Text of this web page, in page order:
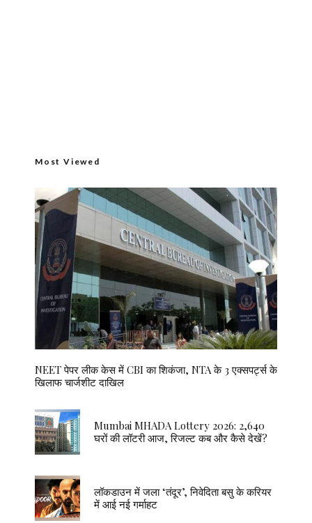
Most Viewed
NEET पेपर लीक केस में CBI का शिकंजा, NTA के 3 एक्सपर्ट्स के
खिलाफ चार्जशीट दाखिल
Mumbai MHADA Lottery 2026: 2,640
घरों की लॉटरी आज, रिजल्ट कब और कैसे देखें?
लॉकडाउन में जला ‘तंदूर’, निवेदिता बसु के करियर
में आई नई गर्माहट